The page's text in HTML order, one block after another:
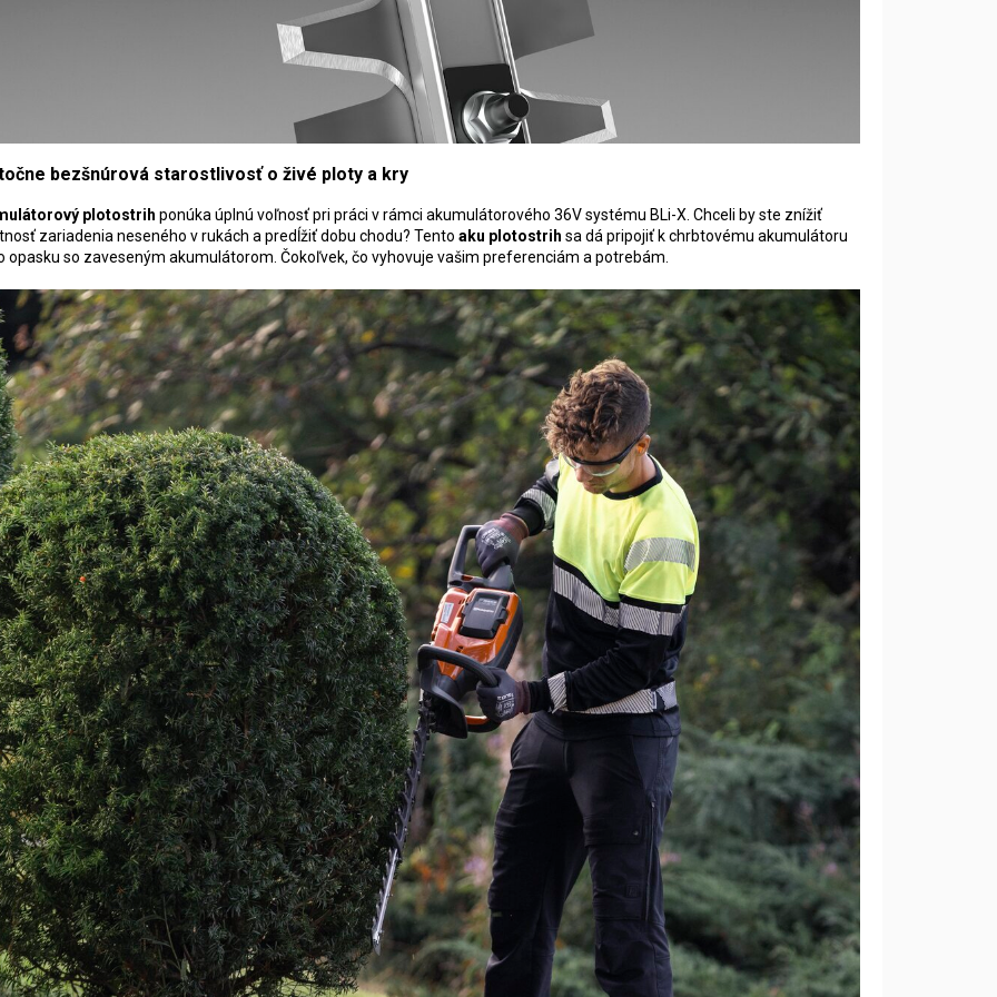
bezšnúrová starostlivosť o živé ploty a kry
plotostrih ponúka úplnú voľnosť pri práci v rámci akumulátorového 36V systému BLi-X. Chceli by ste znížiť
zariadenia neseného v rukách a predĺžiť dobu chodu? Tento aku plotostrih sa dá pripojiť k chrbtovému akumulátoru
opasku so zaveseným akumulátorom. Čokoľvek, čo vyhovuje vašim preferenciám a potrebám.